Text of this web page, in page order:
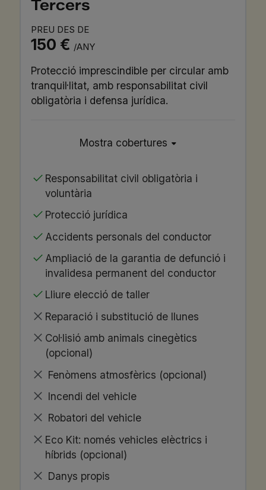
Tercers
PREU DES DE
150 € /ANY
Protecció imprescindible per circular amb
tranquil·litat, amb responsabilitat civil
obligatòria i defensa jurídica.
Mostra cobertures
Responsabilitat civil obligatòria i
voluntària
Protecció jurídica
Accidents personals del conductor
Ampliació de la garantia de defunció i
invalidesa permanent del conductor
Lliure elecció de taller
Reparació i substitució de llunes
Col·lisió amb animals cinegètics
(opcional)
Fenòmens atmosfèrics (opcional)
Incendi del vehicle
Robatori del vehicle
Eco Kit: només vehicles elèctrics i
híbrids (opcional)
Danys propis